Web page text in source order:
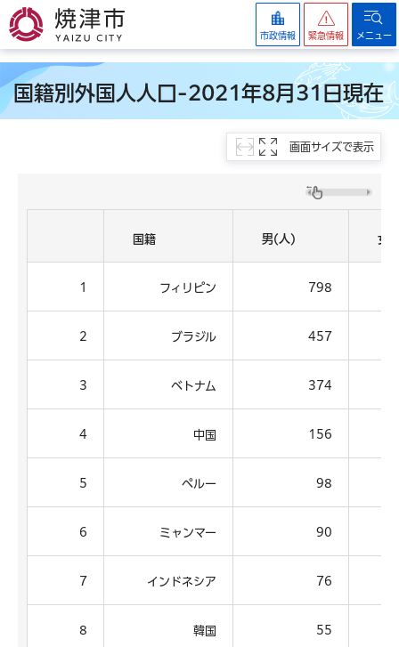
焼津市
市政情報 緊急情報 メニュー
国籍別外国人人口-2021年8月31日現在
画面サイズで表示
国籍 男(人) 女(
1 フィリピン 798
2 ブラジル 457
3 ベトナム 374
4 中国 156
5 ペルー 98
6 ミャンマー 90
7 インドネシア 76
8 韓国 55